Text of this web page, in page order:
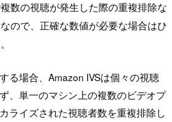
数の視聴が発生した際の重複排除な
ので、正確な数値が必要な場合はひ
る場合、Amazon IVSは個々の視聴
、単一のマシン上の複数のビデオプ
ライズされた視聴者数を重複排除し